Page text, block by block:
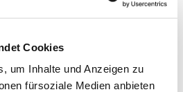
Cookies
um Inhalte und Anzeigen zu
fürsoziale Medien anbieten
das Schloss Hohenheim und
Speisemeisterei bietet